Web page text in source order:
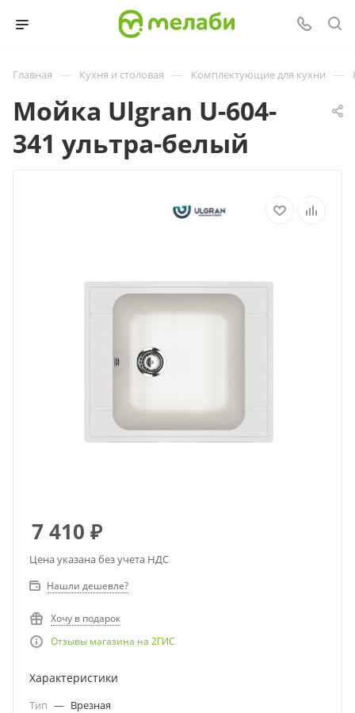
Главная — Кухня и столовая — Комплектующие для кухни —
Мойка Ulgran U-604-
341 ультра-белый
7 410 ₽
Цена указана без учета НДС
Нашли дешевле?
Хочу в подарок
Отзывы магазина на 2ГИС
Характеристики
Тип — Врезная